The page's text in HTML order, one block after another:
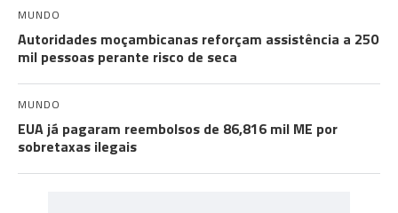
MUNDO
Autoridades moçambicanas reforçam assistência a 250
mil pessoas perante risco de seca
MUNDO
EUA já pagaram reembolsos de 86,816 mil ME por
sobretaxas ilegais